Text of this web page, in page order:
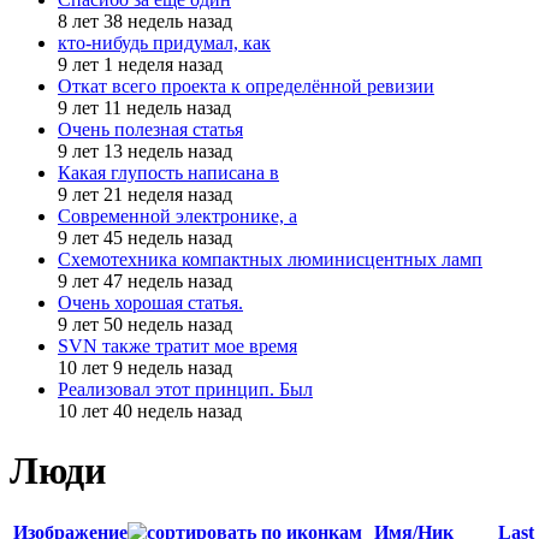
8 лет 38 недель назад
кто-нибудь придумал, как
9 лет 1 неделя назад
Откат всего проекта к определённой ревизии
9 лет 11 недель назад
Очень полезная статья
9 лет 13 недель назад
Какая глупость написана в
9 лет 21 неделя назад
Современной электронике, а
9 лет 45 недель назад
Схемотехника компактных люминисцентных ламп
9 лет 47 недель назад
Очень хорошая статья.
9 лет 50 недель назад
SVN также тратит мое время
10 лет 9 недель назад
Реализовал этот принцип. Был
10 лет 40 недель назад
Люди
Изображение Имя/Ник
Last